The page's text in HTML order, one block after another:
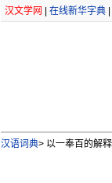
汉文学网 在线新华字典|
汉语词典>以一奉百的解释